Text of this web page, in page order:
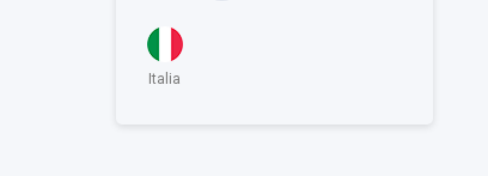
Italia